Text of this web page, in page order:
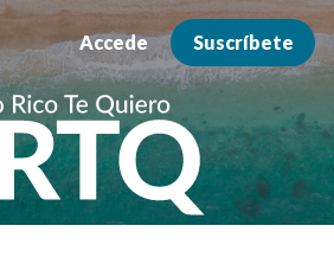
Accede Suscríbete